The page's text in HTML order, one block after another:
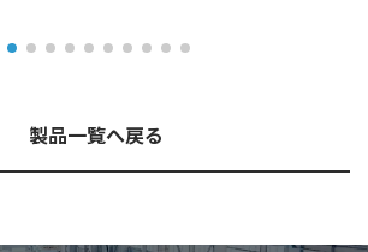
製品一覧へ戻る